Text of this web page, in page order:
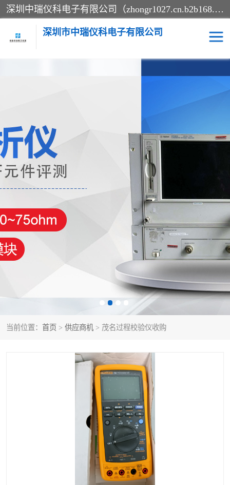
深圳中瑞仪科电子有限公司（zhongr1027.cn.b2b168.com）主要从事回收二手仪器，工厂仪器，回收示波器，KeysightE4980A，FLUKE754，MT8852B，IFR3920，Agilent N4010A，MT8852B等业务，全国统一热线：13570873835。深圳中瑞仪科电子有限公司整批或单出，专业评估高价回收工厂闲置仪器。
深圳市中瑞仪科电子有限公司
当前位置： 首页 > 供应商机 > 茂名过程校验仪收购
电阻-功率计 频谱分析仪
万用表 综合测试仪
蓝牙测试仪 网络分析仪
过程校验仪 电桥测试仪
泰克示波器 电池测试仪
函数信号发生器
校准件
阻抗分析仪